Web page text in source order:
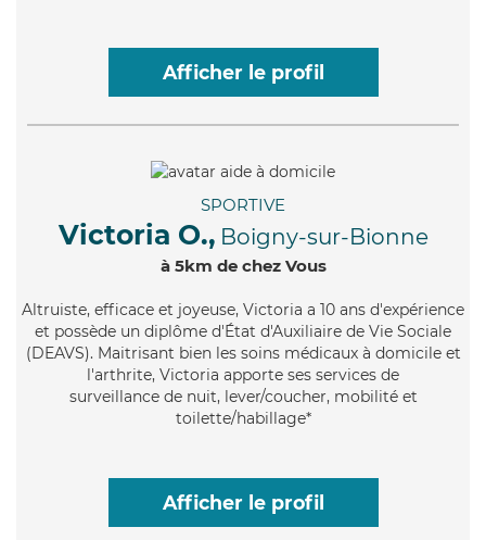
Afficher le profil
SPORTIVE
Victoria O., Boigny-sur-Bionne
à 5km de chez Vous
Altruiste, efficace et joyeuse, Victoria a 10 ans d'expérience
et possède un diplôme d'État d'Auxiliaire de Vie Sociale
(DEAVS). Maitrisant bien les soins médicaux à domicile et
l'arthrite, Victoria apporte ses services de
surveillance de nuit, lever/coucher, mobilité et
toilette/habillage*
Afficher le profil